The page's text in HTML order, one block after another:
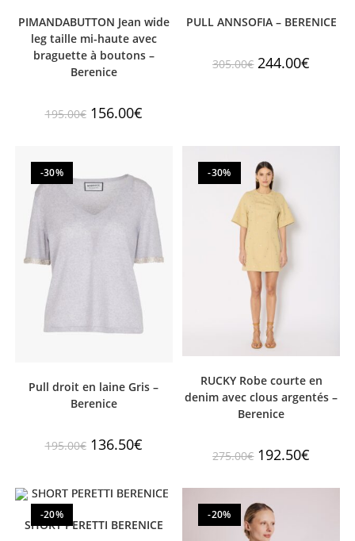
PIMANDABUTTON Jean wide
leg taille mi-haute avec
braguette à boutons –
Berenice
195.00€ 156.00€
PULL ANNSOFIA – BERENICE
305.00€ 244.00€
-30%
Pull droit en laine Gris –
Berenice
195.00€ 136.50€
-30%
RUCKY Robe courte en
denim avec clous argentés –
Berenice
275.00€ 192.50€
-20%
SHORT PERETTI BERENICE
-20%